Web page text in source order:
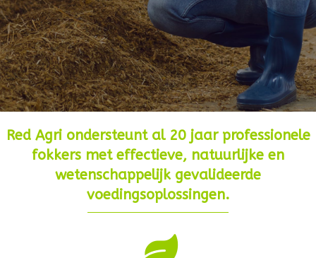
Red Agri ondersteunt al 20 jaar professionele
fokkers met effectieve, natuurlijke en
wetenschappelijk gevalideerde
voedingsoplossingen.